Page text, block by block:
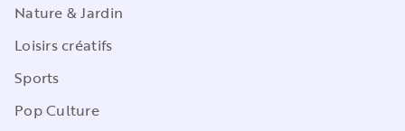
Nature & Jardin
Loisirs créatifs
Sports
Pop Culture